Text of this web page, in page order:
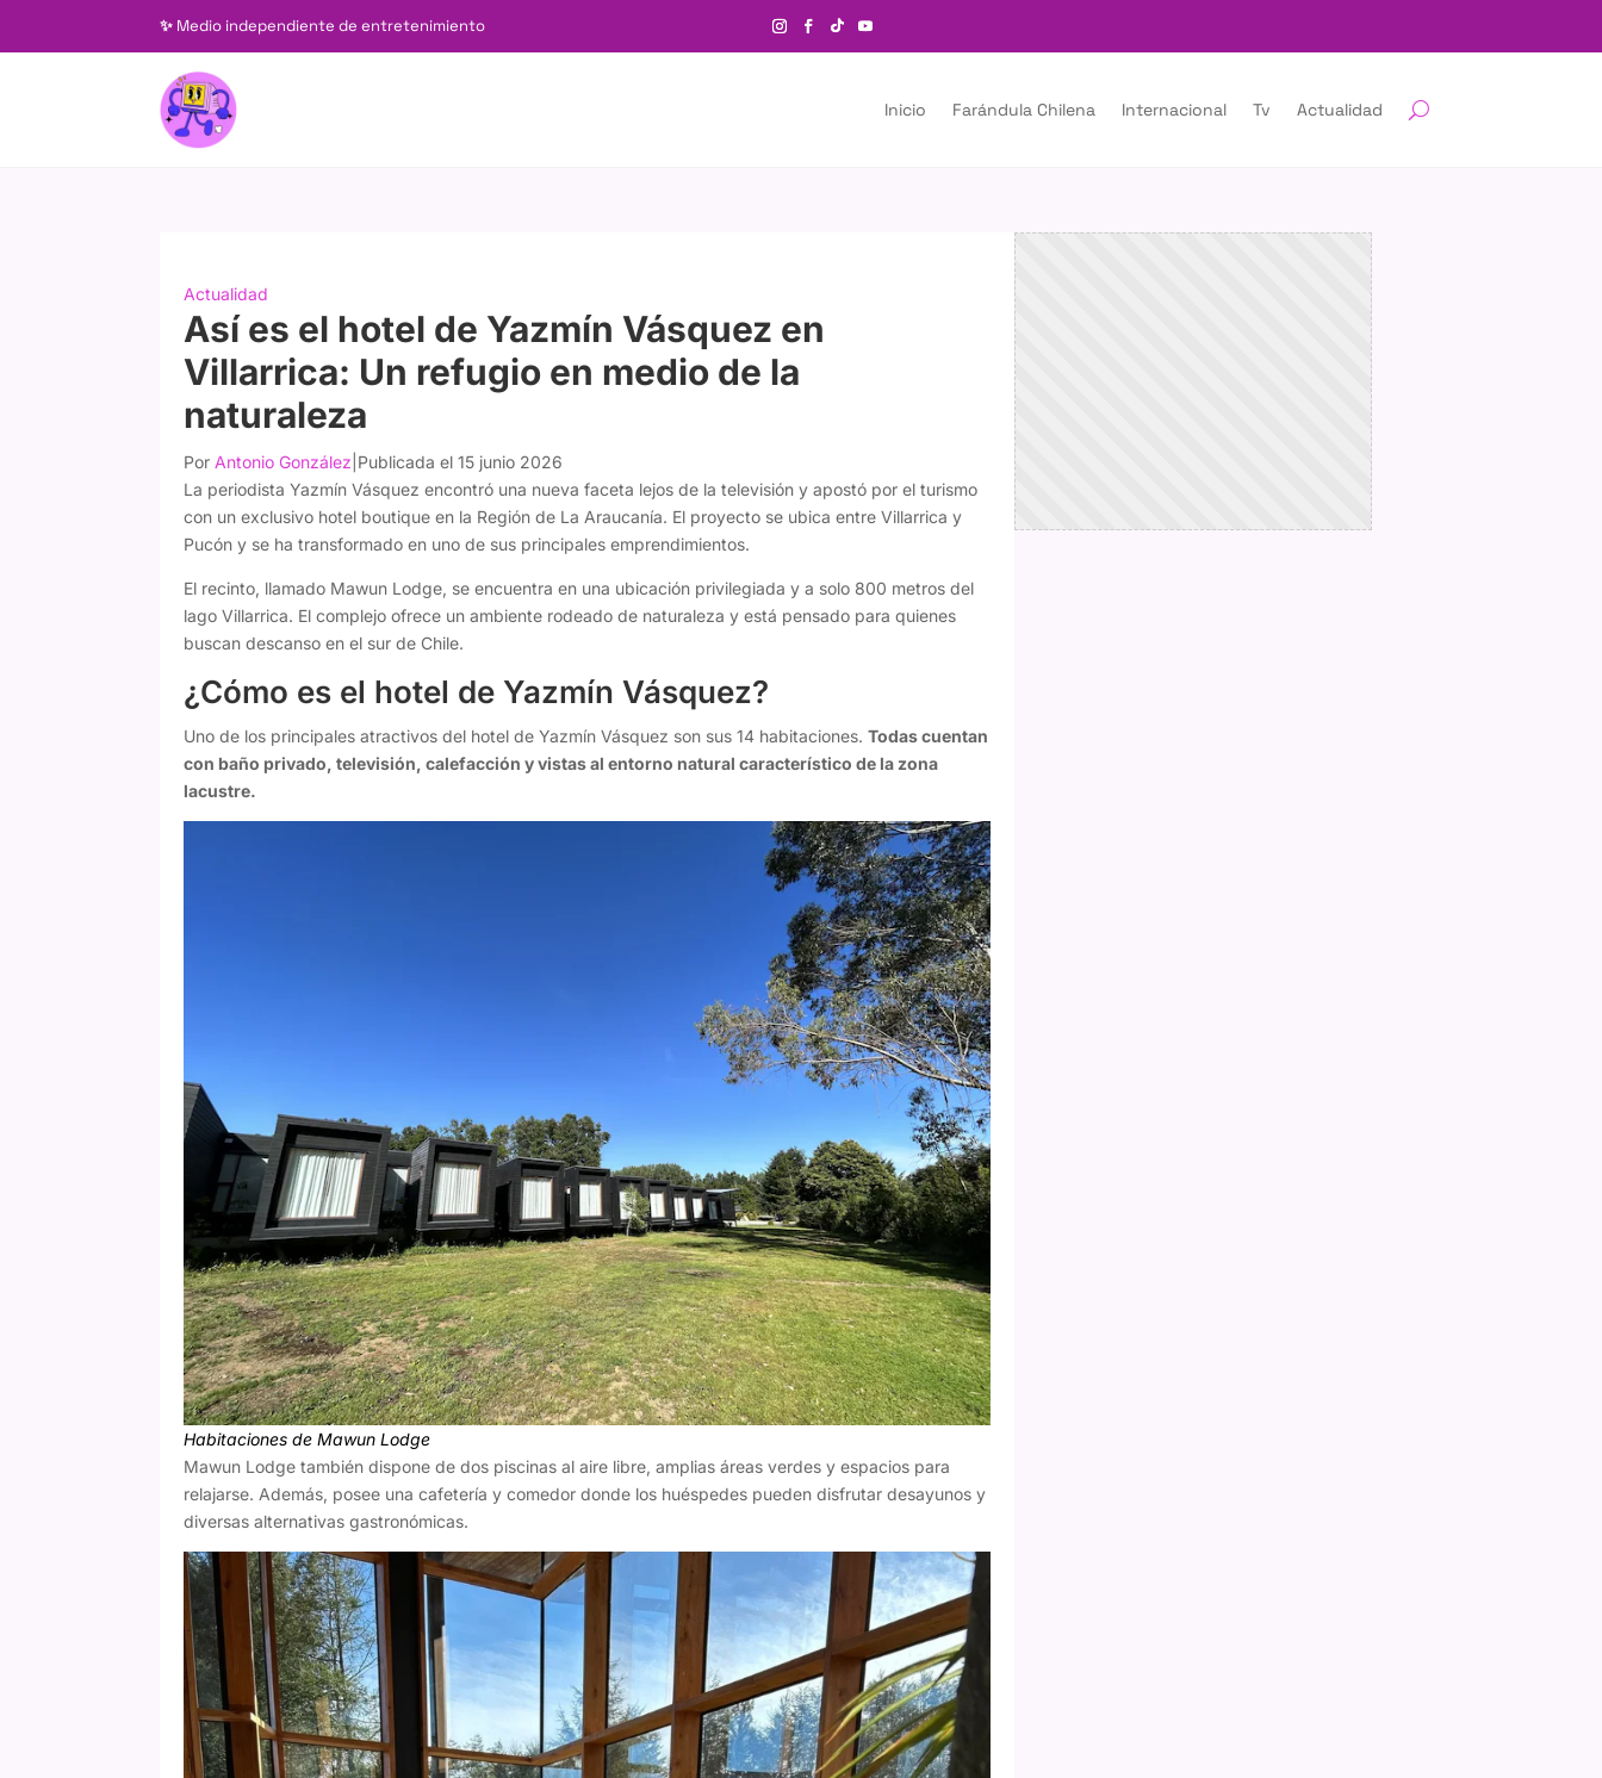
✨ Medio independiente de entretenimiento
Inicio Farándula Chilena Internacional Tv Actualidad
Actualidad
Así es el hotel de Yazmín Vásquez en
Villarrica: Un refugio en medio de la
naturaleza
Por Antonio González Publicada el 15 junio 2026
La periodista Yazmín Vásquez encontró una nueva faceta lejos de la televisión y apostó por el turismo
con un exclusivo hotel boutique en la Región de La Araucanía. El proyecto se ubica entre Villarrica y
Pucón y se ha transformado en uno de sus principales emprendimientos.
El recinto, llamado Mawun Lodge, se encuentra en una ubicación privilegiada y a solo 800 metros del
lago Villarrica. El complejo ofrece un ambiente rodeado de naturaleza y está pensado para quienes
buscan descanso en el sur de Chile.
¿Cómo es el hotel de Yazmín Vásquez?
Uno de los principales atractivos del hotel de Yazmín Vásquez son sus 14 habitaciones.Todas cuentan
con baño privado, televisión, calefacción y vistas al entorno natural característico de la zona
lacustre.
Habitaciones de Mawun Lodge
Mawun Lodge también dispone de dos piscinas al aire libre, amplias áreas verdes y espacios para
relajarse. Además, posee una cafetería y comedor donde los huéspedes pueden disfrutar desayunos y
diversas alternativas gastronómicas.